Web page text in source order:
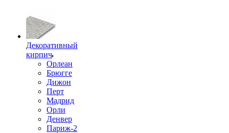
Декоративный
кирпич
Орлеан
Брюгге
Дижон
Перт
Мадрид
Орли
Денвер
Париж-2